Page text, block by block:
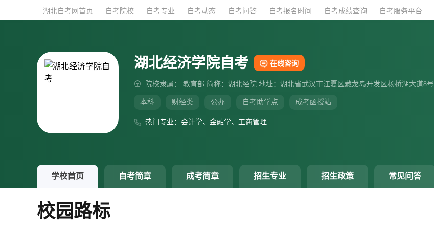
湖北自考网首页 自考院校 自考专业 自考动态 自考问答 自考报名时间 自考成绩查询 自考服务平台
湖北经济学院自考 在线咨询
院校隶属： 教育部 简称：湖北经院 地址：湖北省武汉市江夏区藏龙岛开发区杨桥湖大道8号
本科 财经类 公办 自考助学点 成考函授站
热门专业：会计学、金融学、工商管理
学校首页 自考简章 成考简章 招生专业 招生政策 常见问答
校园路标
湖北自考网首页 自考院校 自考专业 自考动态 自考问答 自考报名时间 自考成绩查询 自考服务平台